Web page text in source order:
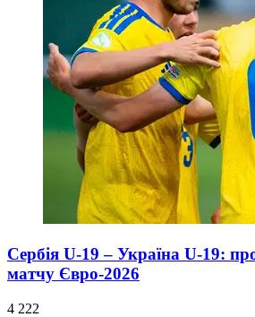
Сербія U-19 – Україна U-19:
матчу Євро-2026
4 222